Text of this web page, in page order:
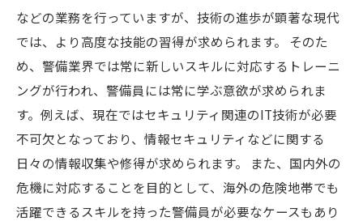
などの業務を行っていますが、技術の進歩が顕著な現代
では、より高度な技能の習得が求められます。 そのた
め、警備業界では常に新しいスキルに対応するトレーニ
ングが行われ、警備員には常に学ぶ意欲が求められま
す。例えば、現在ではセキュリティ関連のIT技術が必要
不可欠となっており、情報セキュリティなどに関する
日々の情報収集や修得が求められます。 また、国内外の
危機に対応することを目的として、海外の危険地帯でも
活躍できるスキルを持った警備員が必要なケースもあり